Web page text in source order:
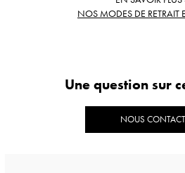
NOS MODES DE RETRAIT
Une question sur
NOUS